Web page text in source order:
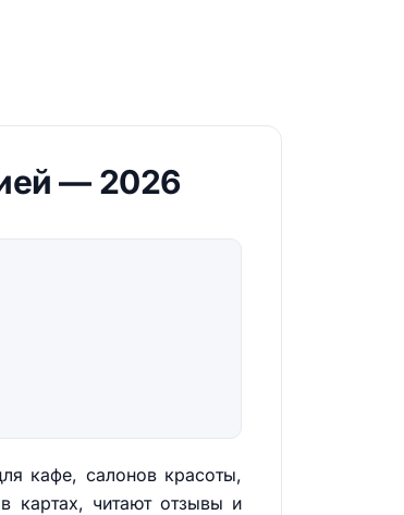
— 2026
кафе, салонов красоты,
картах, читают отзывы и